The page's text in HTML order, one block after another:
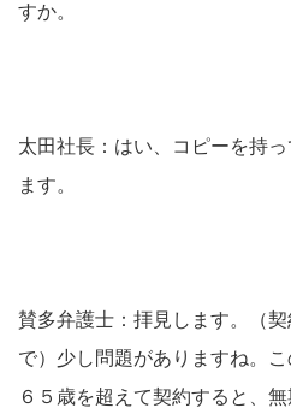
すか。
太田社長：はい、コピーを持
ます。
賛多弁護士：拝見します。（
で）少し問題がありますね。
６５歳を超えて契約すると、